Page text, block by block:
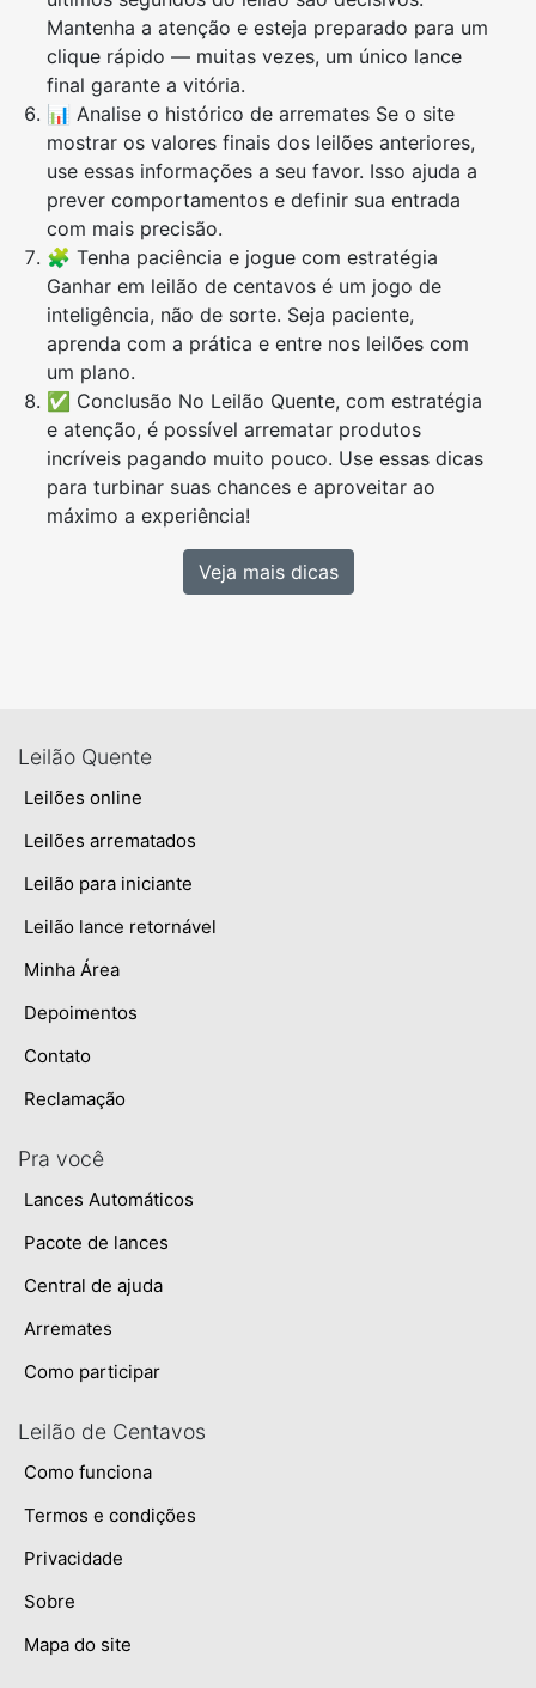
Mantenha a atenção e esteja preparado para um
clique rápido — muitas vezes, um único lance
final garante a vitória.
📊 Analise o histórico de arremates Se o site
mostrar os valores finais dos leilões anteriores,
use essas informações a seu favor. Isso ajuda a
prever comportamentos e definir sua entrada
com mais precisão.
🧩 Tenha paciência e jogue com estratégia
Ganhar em leilão de centavos é um jogo de
inteligência, não de sorte. Seja paciente,
aprenda com a prática e entre nos leilões com
um plano.
✅ Conclusão No Leilão Quente, com estratégia
e atenção, é possível arrematar produtos
incríveis pagando muito pouco. Use essas dicas
para turbinar suas chances e aproveitar ao
máximo a experiência!
Veja mais dicas
Leilão Quente
Leilões online
Leilões arrematados
Leilão para iniciante
Leilão lance retornável
Minha Área
Depoimentos
Contato
Reclamação
Pra você
Lances Automáticos
Pacote de lances
Central de ajuda
Arremates
Como participar
Leilão de Centavos
Como funciona
Termos e condições
Privacidade
Sobre
Mapa do site